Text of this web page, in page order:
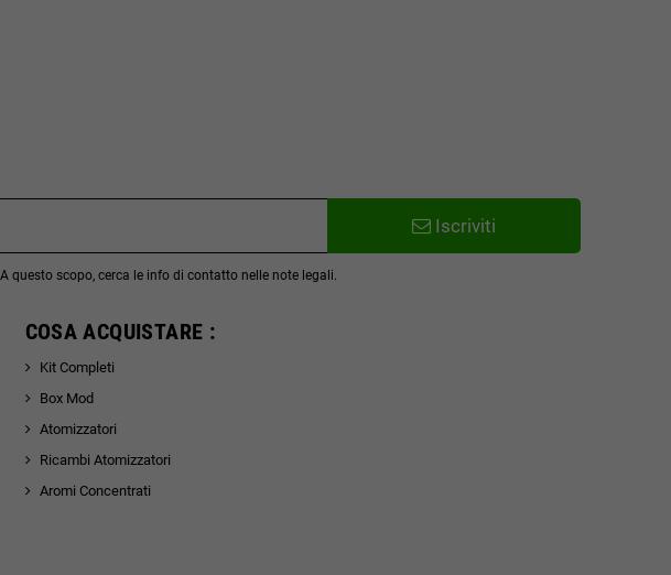
Iscriviti
questo scopo, cerca le info di contatto nelle note legali.
COSA ACQUISTARE :
Kit Completi
Box Mod
Atomizzatori
Ricambi Atomizzatori
Aromi Concentrati